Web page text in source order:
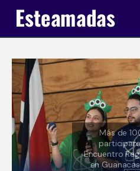
Ir a Ticas Poderosas